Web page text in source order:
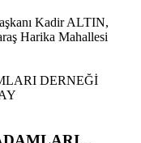
Kadir ALTIN,
Harika Mahallesi